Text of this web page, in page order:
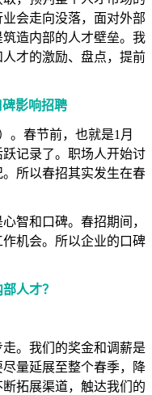
会走向没落，面对外部
造内部的人才壁垒。我
才的激励、盘点，提前
影响招聘
。春节前，也就是1月
记录了。职场人开始讨
所以春招其实发生在春
智和口碑。春招期间，
机会。所以企业的口碑
人才？
。我们的奖金和调薪是
量延展至整个春季，降
拓展渠道，触达我们的